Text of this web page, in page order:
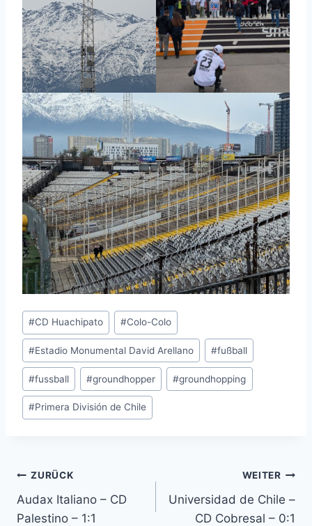
Schlagworte:
#CD Huachipato #Colo-Colo
#Estadio Monumental David Arellano #fußball
#fussball #groundhopper #groundhopping
#Primera División de Chile
Beitragsnavigation
ZURÜCK
Audax Italiano – CD
Palestino – 1:1
WEITER
Universidad de Chile –
CD Cobresal – 0:1